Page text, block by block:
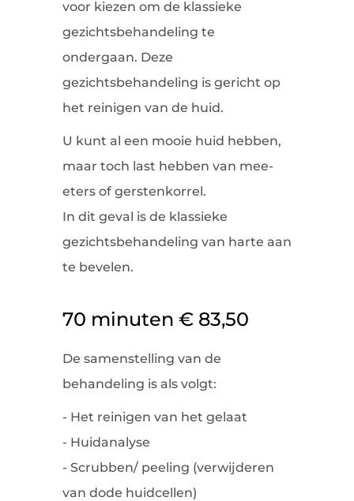
voor kiezen om de klassieke
gezichtsbehandeling te
ondergaan. Deze
gezichtsbehandeling is gericht op
het reinigen van de huid.
U kunt al een mooie huid hebben,
maar toch last hebben van mee-
eters of gerstenkorrel.
In dit geval is de klassieke
gezichtsbehandeling van harte aan
te bevelen.
70 minuten € 83,50
De samenstelling van de
behandeling is als volgt:
- Het reinigen van het gelaat
- Huidanalyse
- Scrubben/ peeling (verwijderen
van dode huidcellen)